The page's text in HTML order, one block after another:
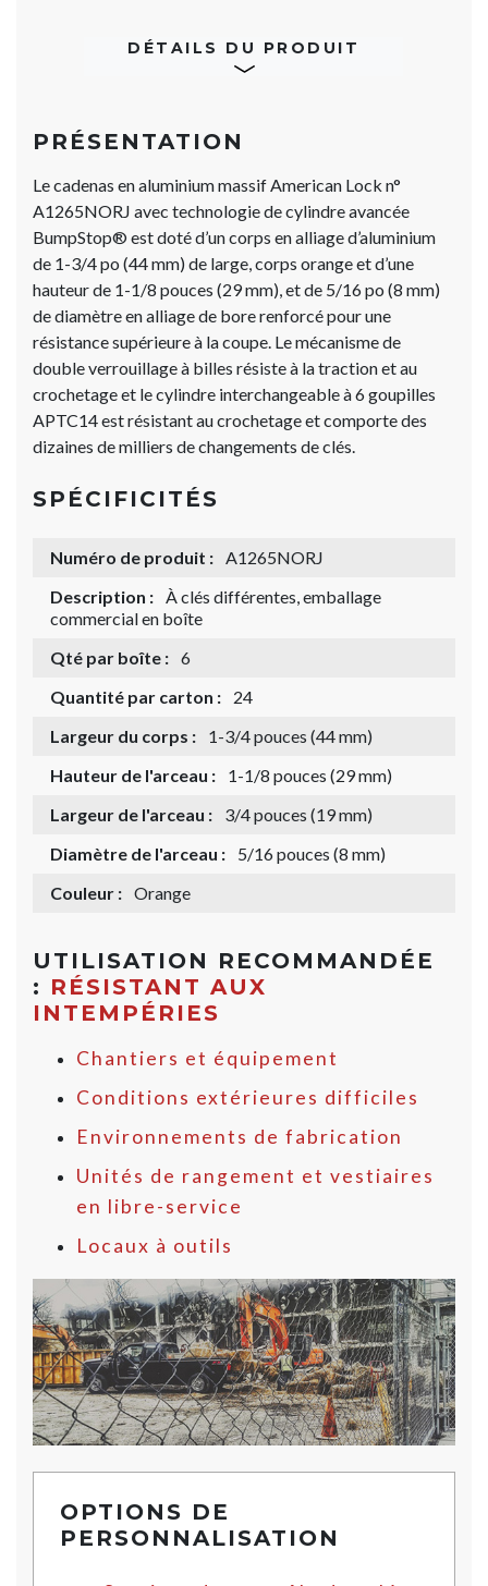
DÉTAILS DU PRODUIT
PRÉSENTATION
Le cadenas en aluminium massif American Lock n°
A1265NORJ avec technologie de cylindre avancée
BumpStop® est doté d’un corps en alliage d’aluminium
de 1-3/4 po (44 mm) de large, corps orange et d’une
hauteur de 1-1/8 pouces (29 mm), et de 5/16 po (8 mm)
de diamètre en alliage de bore renforcé pour une
résistance supérieure à la coupe. Le mécanisme de
double verrouillage à billes résiste à la traction et au
crochetage et le cylindre interchangeable à 6 goupilles
APTC14 est résistant au crochetage et comporte des
dizaines de milliers de changements de clés.
SPÉCIFICITÉS
Numéro de produit : A1265NORJ
Description : À clés différentes, emballage
commercial en boîte
Qté par boîte : 6
Quantité par carton :
24
Largeur du corps :
1-3/4 pouces (44 mm)
Hauteur de l'arceau :
1-1/8 pouces (29 mm)
Largeur de l'arceau :
3/4 pouces (19 mm)
Diamètre de l'arceau :
5/16 pouces (8 mm)
Couleur : Orange
UTILISATION RECOMMANDÉE
: RÉSISTANT AUX
INTEMPÉRIES
Chantiers et équipement
Conditions extérieures difficiles
Environnements de fabrication
Unités de rangement et vestiaires
en libre-service
Locaux à outils
OPTIONS DE
PERSONNALISATION